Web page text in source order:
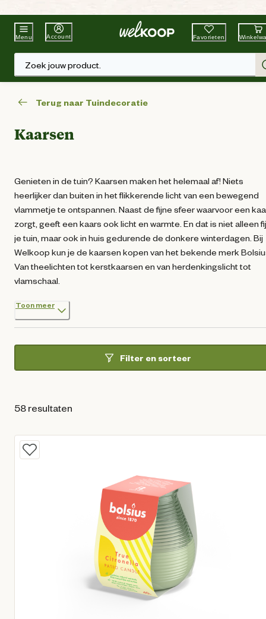
Beste WinkelketenTuin & Dier
Menu Account Favorieten
Zoek jouw product.
Terug naar Tuindecoratie
Kaarsen
Genieten in de tuin? Kaarsen maken het helemaal af! Niets
heerlijker dan buiten in het flikkerende licht van een bewegend
vlammetje te ontspannen. Naast de fijne sfeer waarvoor een
zorgt, geeft een kaars ook licht en warmte. En dat is niet alleen
je tuin, maar ook in huis gedurende de donkere winterdagen. Bij
Welkoop kun je de kaarsen kopen van het bekende merk
Van theelichten tot kerstkaarsen en van herdenkingslicht tot
vlamschaal.
Toon meer
Filter en sorteer
58 resultaten